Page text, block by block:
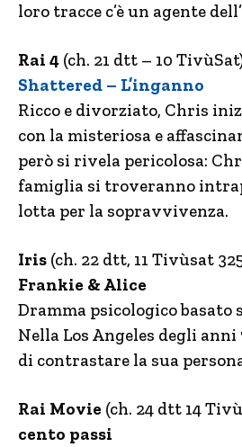
loro tracce c’è un agente
Rai 4 (ch. 21 dtt – 10
Shattered – L’inganno
Ricco e divorziato, Chris
con la misteriosa e
però si rivela pericolosa:
famiglia si troveranno
lotta per la sopravvivenza.
Iris (ch. 22 dtt, 11 Tivùsat
Frankie & Alice
Dramma psicologico basato
Nella Los Angeles degli anni
di contrastare la sua
Rai Movie (ch. 24 dtt 14
cento passi